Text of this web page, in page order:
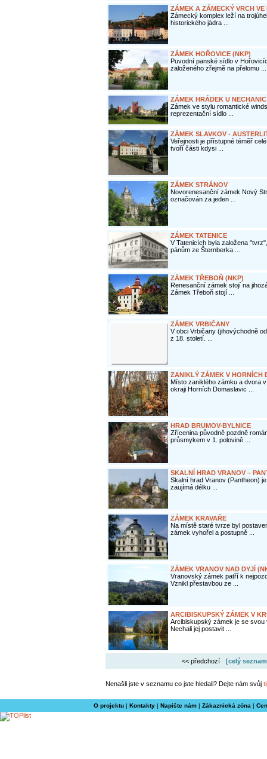
ZÁMEK A ZÁMECKÝ VRCH VE
Zámecký komplex leží na
historického jádra ...
ZÁMEK HOŘOVICE (NKP)
Puvodní panské sídlo v
založeného zřejmě na přelomu ...
ZÁMEK HRÁDEK U
Zámek ve stylu romantické
reprezentační sídlo ...
ZÁMEK SLAVKOV -
Veřejnosti je přístupné téměř
tvoří části kdysi ...
ZÁMEK STRÁNOV
Novorenesanční zámek Nový
označován za jeden ...
ZÁMEK TATENICE
V Tatenicích byla založena
pánům ze Šternberka ...
ZÁMEK TŘEBOŇ (NKP)
Renesanční zámek stojí na
Zámek Třeboň stojí ...
ZÁMEK VRBIČANY
V obci Vrbičany (jihovýchodně
z 18. století. ...
ZANIKLÝ ZÁMEK V HORNÍCH
Místo zaniklého zámku a dvora
okraji Horních Domaslavic ...
HRAD BRUMOV-BYLNICE
Zřícenina původně pozdně
průsmykem v 1. polovině ...
SKALNÍ HRAD VRANOV –
Skalní hrad Vranov (Pantheon)
zaujímá délku ...
ZÁMEK KRAVAŘE
Na místě staré tvrze byl
zámek vyhořel a postupně ...
ZÁMEK VRANOV NAD DYJÍ
Vranovský zámek patří k
Vznikl přestavbou ze ...
ARCIBISKUPSKÝ ZÁMEK V
Arcibiskupský zámek je se
Nechali jej postavit ...
<< předchozí [celý
Nenašli jste v seznamu co jste hledali? Dejte nám svůj
O projektu| Kontakty| Napište nám| Zákaznická zóna |